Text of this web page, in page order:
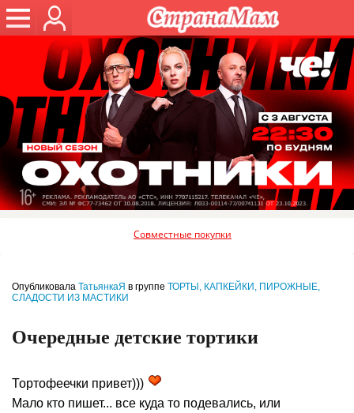
Совместные покупки
Опубликовала ТатьянкаЯ в группе ТОРТЫ, КАПКЕЙКИ, ПИРОЖНЫЕ,
СЛАДОСТИ ИЗ МАСТИКИ
Очередные детские тортики
Тортофеечки привет)))
Мало кто пишет... все куда то подевались, или